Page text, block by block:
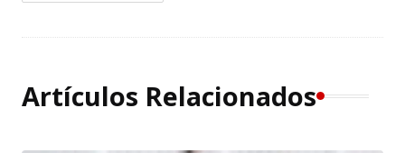
Artículos Relacionados